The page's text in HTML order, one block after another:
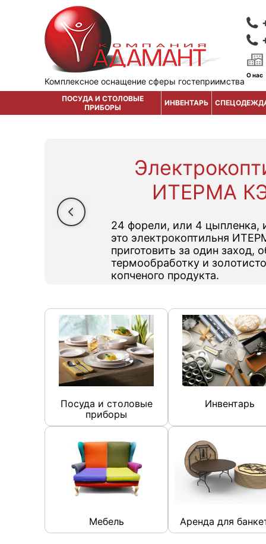
Комплексное оснащение сферы гостеприимства
О нас
ПОСУДА И СТОЛОВЫЕ
ПРИБОРЫ
ИНВЕНТАРЬ
ИТЕРМА
24 форели, или 4 цыпленка,
это электрокоптильня
приготовить за один заход,
термообработку и
копченого продукта.
Посуда и столовые
приборы
Инвентарь
Мебель Аренда для